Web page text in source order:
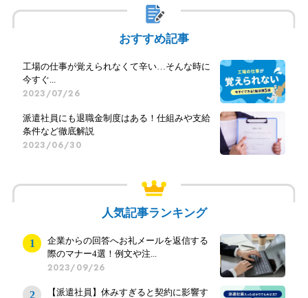
おすすめ記事
工場の仕事が覚えられなくて辛い…そんな時に
今すぐ...
2023/07/26
派遣社員にも退職金制度はある！仕組みや支給
条件など徹底解説
2023/06/30
人気記事ランキング
企業からの回答へお礼メールを返信する
際のマナー4選！例文や注...
2023/09/26
【派遣社員】休みすぎると契約に影響す